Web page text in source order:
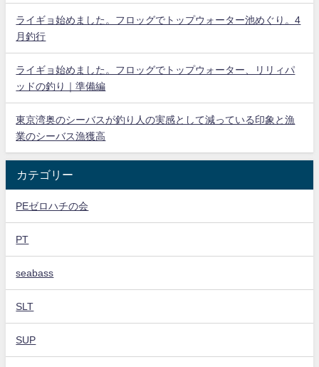
ライギョ始めました。フロッグでトップウォーター池めぐり。4
月釣行
ライギョ始めました。フロッグでトップウォーター、リリィパ
ッドの釣り｜準備編
東京湾奥のシーバスが釣り人の実感として減っている印象と漁
業のシーバス漁獲高
カテゴリー
PEゼロハチの会
PT
seabass
SLT
SUP